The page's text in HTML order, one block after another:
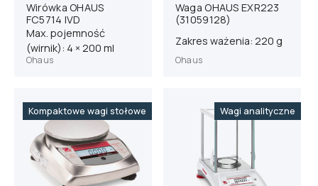
Wirówka OHAUS
FC5714 IVD
Max. pojemność
(wirnik): 4 × 200 ml
Ohaus
Waga OHAUS EXR223
(31059128)
Zakres ważenia: 220 g
Ohaus
Kompaktowe wagi stołowe Wagi analityczne